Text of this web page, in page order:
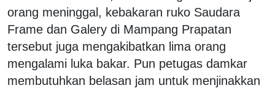
orang meninggal, kebakaran ruko Saudara
Frame dan Galery di Mampang Prapatan
tersebut juga mengakibatkan lima orang
mengalami luka bakar. Pun petugas damkar
membutuhkan belasan jam untuk menjinakkan